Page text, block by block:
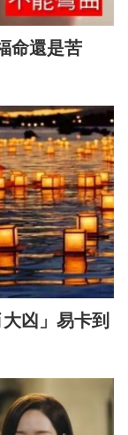
命還是苦
凶」易卡到